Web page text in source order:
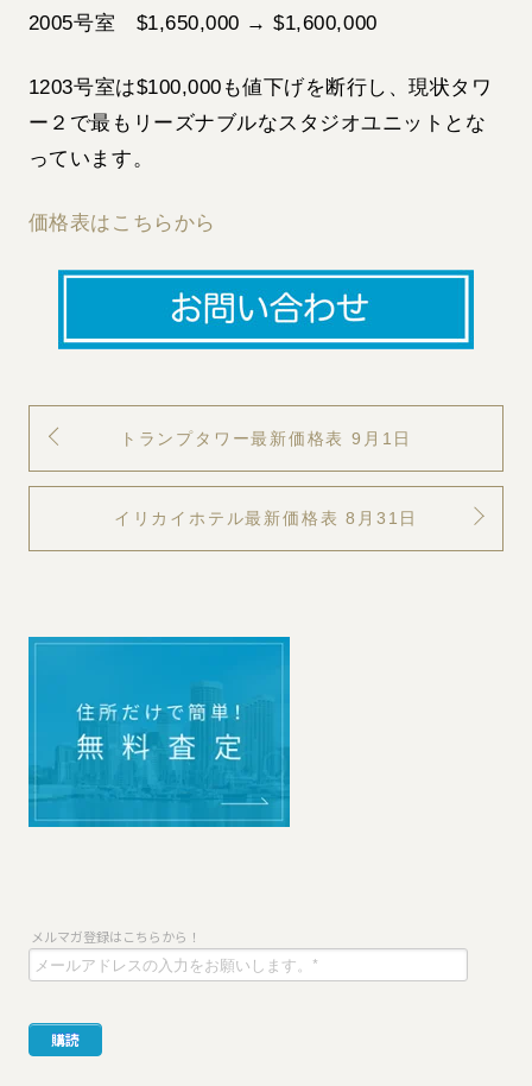
2005号室 $1,650,000 → $1,600,000
1203号室は$100,000も値下げを断行し、現状タワ
ー２で最もリーズナブルなスタジオユニットとな
っています。
価格表はこちらから
トランプタワー最新価格表 9月1日
イリカイホテル最新価格表 8月31日